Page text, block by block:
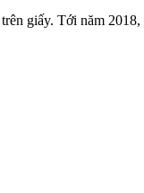
giấy. Tới năm